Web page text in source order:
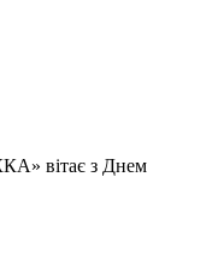
вітає з Днем